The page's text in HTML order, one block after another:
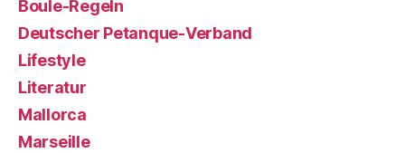
Boule-Regeln
Deutscher Petanque-Verband
Lifestyle
Literatur
Mallorca
Marseille